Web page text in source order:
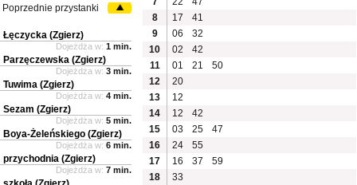
8
17
41
9
06
32
10
02
42
11
01 21
50
12
20
13
12
14
12
42
15
03 25
47
16
24
55
17
16 37
59
18
33
Poprzednie przystanki
Łęczycka (Zgierz)
Dojeżdża w: 1 min.
Parzęczewska (Zgierz)
Dojeżdża w: 3 min.
Tuwima (Zgierz)
Dojeżdża w: 4 min.
Sezam (Zgierz)
Dojeżdża w: 5 min.
Boya-Żeleńskiego (Zgierz)
Dojeżdża w: 6 min.
przychodnia (Zgierz)
Dojeżdża w: 7 min.